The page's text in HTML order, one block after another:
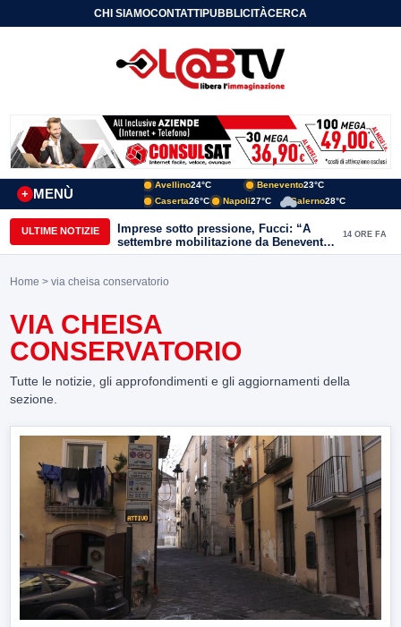
CHI SIAMOCONTATTIPUBBLICITÀCERCA
MENÙ
+
Avellino24°C Benevento23°C
Caserta26°C Napoli27°C Salerno28°C
ULTIME NOTIZIE
Imprese sotto pressione, Fucci: “A
settembre mobilitazione da Benevento
e Avellino”
14 ORE FA
Home > via cheisa conservatorio
VIA CHEISA
CONSERVATORIO
Tutte le notizie, gli approfondimenti e gli aggiornamenti della
sezione.